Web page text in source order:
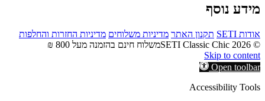
מידע נוסף
אודות SETI תקנון האתר מדיניות משלוחים מדיניות החזרות והחלפות
© 2026 SETI Classic Chic
משלוח חינם בהזמנה מעל 800 ₪
Skip to content
Open toolbar
Accessibility Tools